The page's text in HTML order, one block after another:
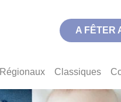
A FÊTER
Régionaux Classiques